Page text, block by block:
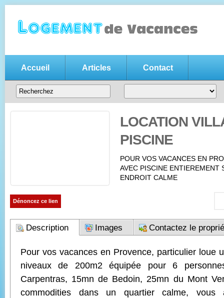
Annonce location vacances
Votreannonce de location de vacances gratuite
, n'hésitez pas
entre particuliers
Accueil Articles Contact
LOCATION
PISCINE
POUR VOS VACANCES EN
AVEC PISCINE ENTIEREMENT
ENDROIT CALME
Dénoncez ce lien
Description Images Contactez le
Pour vos vacances en Provence, particulier loue
niveaux de 200m2 équipée pour 6
Carpentras, 15mn de Bedoin, 25mn du Mont
commodities dans un quartier calme, vous